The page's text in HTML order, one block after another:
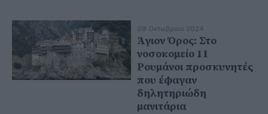
09 Οκτωβρίου 2024
Άγιον Όρος: Στο
νοσοκομείο 11
Ρουμάνοι προσκυνητές
που έφαγαν
δηλητηριώδη
μανιτάρια